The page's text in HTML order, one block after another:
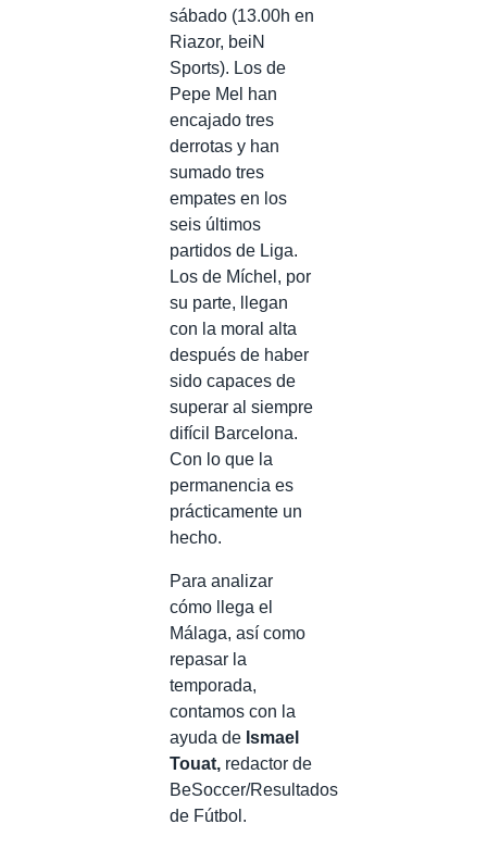
sábado (13.00h en
Riazor, beiN
Sports). Los de
Pepe Mel han
encajado tres
derrotas y han
sumado tres
empates en los
seis últimos
partidos de Liga.
Los de Míchel, por
su parte, llegan
con la moral alta
después de haber
sido capaces de
superar al siempre
difícil Barcelona.
Con lo que la
permanencia es
prácticamente un
hecho.
Para analizar
cómo llega el
Málaga, así como
repasar la
temporada,
contamos con la
ayuda de Ismael
Touat, redactor de
BeSoccer/Resultados
de Fútbol.